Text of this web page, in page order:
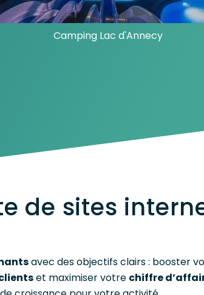
Camping Lac d'Annecy
de sites
avec des objectifs clairs : booster
et maximiser votre chiffre